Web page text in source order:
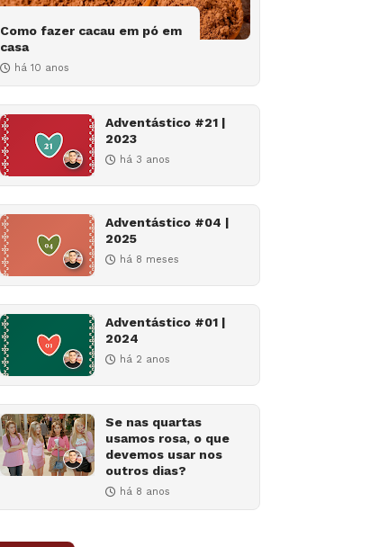
Como fazer cacau em pó em
casa
há 10 anos
Adventástico #21 |
2023
há 3 anos
Adventástico #04 |
2025
há 8 meses
Adventástico #01 |
2024
há 2 anos
Se nas quartas
usamos rosa, o que
devemos usar nos
outros dias?
há 8 anos